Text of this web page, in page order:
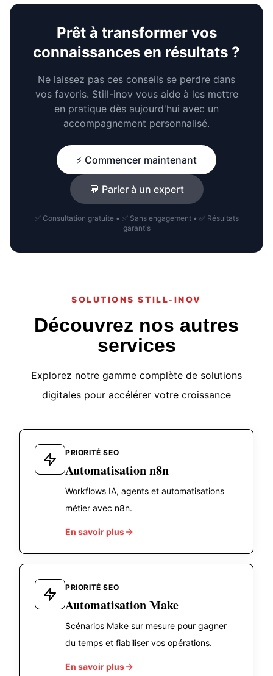
Prêt à transformer vos
connaissances en résultats ?
Ne laissez pas ces conseils se perdre dans
vos favoris. Still-inov vous aide à les mettre
en pratique dès aujourd'hui avec un
accompagnement personnalisé.
⚡ Commencer maintenant
💬 Parler à un expert
✅ Consultation gratuite • ✅ Sans engagement • ✅ Résultats
garantis
SOLUTIONS STILL-INOV
Découvrez nos autres
services
Explorez notre gamme complète de solutions
digitales pour accélérer votre croissance
PRIORITÉ SEO
Automatisation n8n
Workflows IA, agents et automatisations
métier avec n8n.
En savoir plus
PRIORITÉ SEO
Automatisation Make
Scénarios Make sur mesure pour gagner
du temps et fiabiliser vos opérations.
En savoir plus